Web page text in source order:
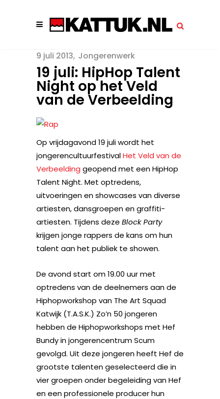
9 juli 2013 Jongerenwerk
19 juli: HipHop Talent
Night op het Veld
van de Verbeelding
Op vrijdagavond 19 juli wordt het
jongerencultuurfestivalHet Veld van de
Verbeelding geopend met een HipHop
Talent Night. Met optredens,
uitvoeringen en showcases van diverse
artiesten, dansgroepen en graffiti-
artiesten. Tijdens deze Block Party
krijgen jonge rappers de kans om hun
talent aan het publiek te showen.
De avond start om 19.00 uur met
optredens van de deelnemers aan de
Hiphopworkshop van The Art Squad
Katwijk (T.A.S.K.) Zo’n 50 jongeren
hebben de Hiphopworkshops met Hef
Bundy in jongerencentrum Scum
gevolgd. Uit deze jongeren heeft Hef de
grootste talenten geselecteerd die in
vier groepen onder begeleiding van Hef
en een professionele producer hun